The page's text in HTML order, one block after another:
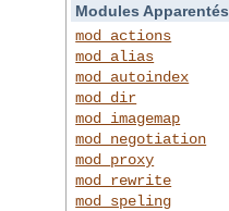
Modules Apparentés
mod_actions
mod_alias
mod_autoindex
mod_dir
mod_imagemap
mod_negotiation
mod_proxy
mod_rewrite
mod_speling